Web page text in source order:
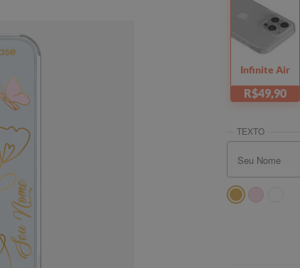
Seu Nome
Infinite Air
R$49,90